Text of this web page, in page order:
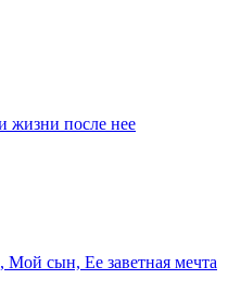
жизни после нее
сын, Ее заветная мечта